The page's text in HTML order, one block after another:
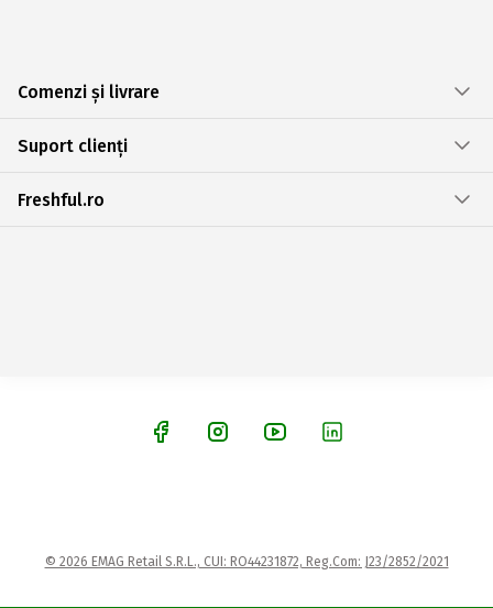
Comenzi și livrare
Suport clienți
Freshful.ro
© 2026 EMAG Retail S.R.L., CUI: RO44231872, Reg.Com: J23/2852/2021